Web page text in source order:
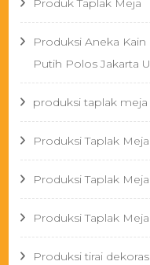
Produk Taplak Meja
Produksi Aneka
Putih Polos Jakarta
produksi taplak meja
Produksi Taplak
Produksi Taplak
Produksi Taplak
Produksi tirai